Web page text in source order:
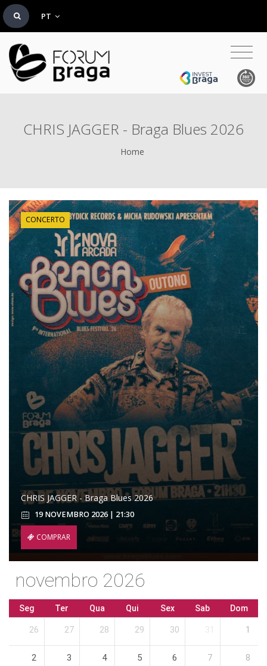
PT
CHRIS JAGGER - Braga Blues 2026
Home
CONCERTO
CHRIS JAGGER - Braga Blues 2026
19 NOVEMBRO 2026 | 21:30
COMPRAR
novembro 2026
Seg Ter Qua Qui Sex Sab Dom
26 27 28 29 30 1
2 3 4 5 6 7 8